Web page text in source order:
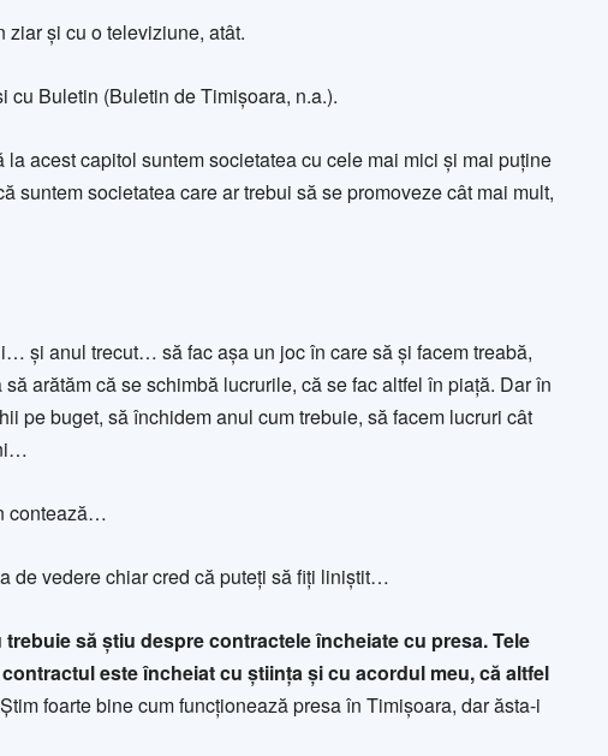
și cu o televiziune, atât.
cu Buletin (Buletin de Timișoara, n.a.).
acest capitol suntem societatea cu cele mai mici și mai puține
suntem societatea care ar trebui să se promoveze cât mai mult,
și anul trecut… să fac așa un joc în care să și facem treabă,
arătăm că se schimbă lucrurile, că se fac altfel în piață. Dar în
pe buget, să închidem anul cum trebuie, să facem lucruri cât
contează…
de vedere chiar cred că puteți să fiți liniștit…
trebuie să știu despre contractele încheiate cu presa. Tele
este încheiat cu știința și cu acordul meu, că altfel
Știm foarte bine cum funcționează presa în Timișoara, dar ăsta-i